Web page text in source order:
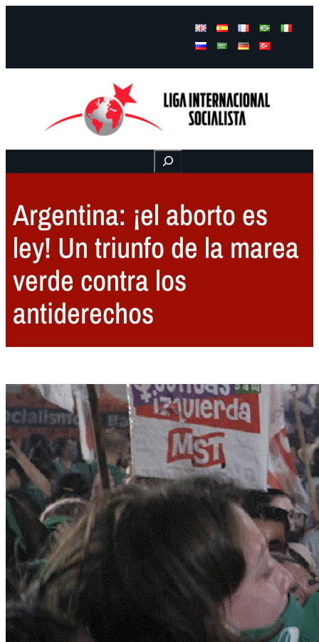
Buscar
Argentina: ¡el aborto es
ley! Un triunfo de la marea
verde contra los
antiderechos